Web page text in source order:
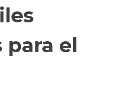
para el